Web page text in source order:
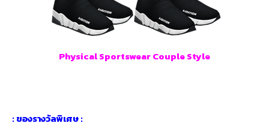
Physical Sportswear Couple Style
: ของรางวัลพิเศษ :